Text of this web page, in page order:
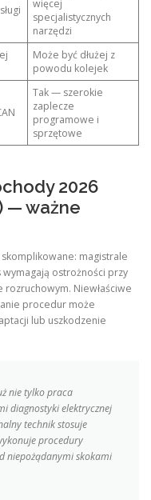
więcej
specjalistycznych
narzędzi
Może być dłużej z
powodu kolejek
Tak — szerokie
zaplecze
programowe i
sprzętowe
2026
— ważne
magistrale
wymagają ostrożności przy
rozruchowym. Niewłaściwe
procedur może
lub uszkodzenie
nie tylko praca
diagnostyki elektrycznej
technik stosuje
procedury
niepożądanymi skokami